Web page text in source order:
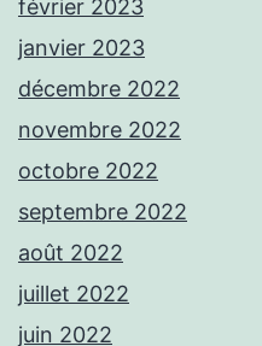
février 2023
janvier 2023
décembre 2022
novembre 2022
octobre 2022
septembre 2022
août 2022
juillet 2022
juin 2022